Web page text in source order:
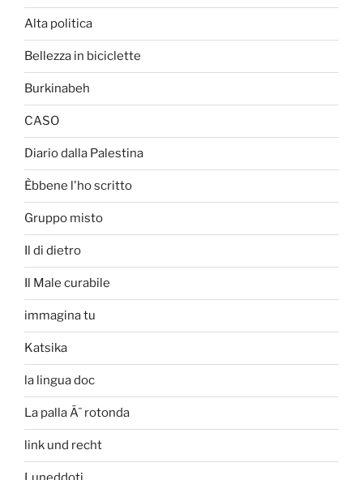
Alta politica
Bellezza in biciclette
Burkinabeh
CASO
Diario dalla Palestina
Èbbene l'ho scritto
Gruppo misto
Il di dietro
Il Male curabile
immagina tu
Katsika
la lingua doc
La palla Ã¨ rotonda
link und recht